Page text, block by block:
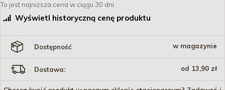
To jest najniższa cena w ciągu 30 dni
Wyświetl historyczną cenę produktu
Dostępność w magazynie
Dostawa: od 13,90 zł